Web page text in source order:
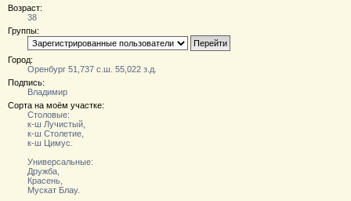
Возраст:
38
Группы:
Город:
Оренбург 51,737 с.ш. 55,022 з.д.
Подпись:
Владимир
Сорта на моём участке:
Столовые:
к-ш Лучистый,
к-ш Столетие,
к-ш Цимус.
Универсальные:
Дружба,
Красень,
Мускат Блау.